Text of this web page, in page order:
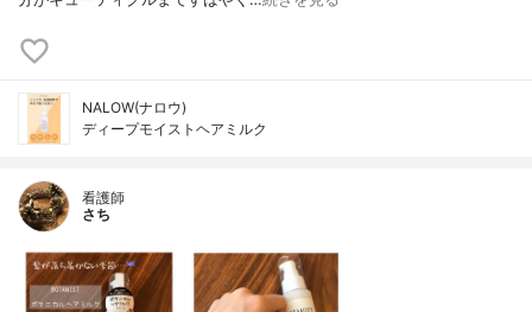
NALOW(ナロウ)
ディープモイストヘアミルク
看護師
さち